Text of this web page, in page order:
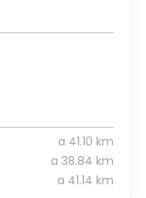
a 41.10 km
a 38.84 km
a 41.14 km